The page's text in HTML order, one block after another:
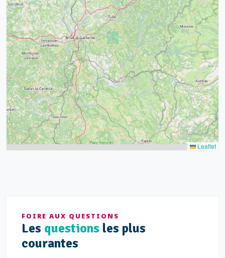
15
21
14
32
39
52 68
43
Leaflet
FOIRE AUX QUESTIONS
Les questions les plus
courantes